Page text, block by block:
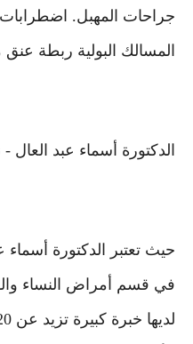
جراحات المهبل. اضطرابات
المسالك البولية ربطة عنق
الدكتورة أسماء عبد العال
حيث تعتبر الدكتورة
في قسم أمراض النساء